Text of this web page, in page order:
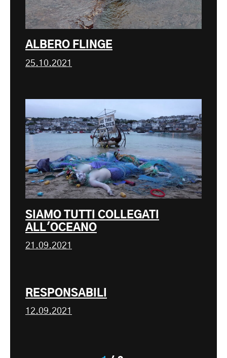
ALBERO FLINGE
25.10.2021
SIAMO TUTTI COLLEGATI
ALL'OCEANO
21.09.2021
RESPONSABILI
12.09.2021